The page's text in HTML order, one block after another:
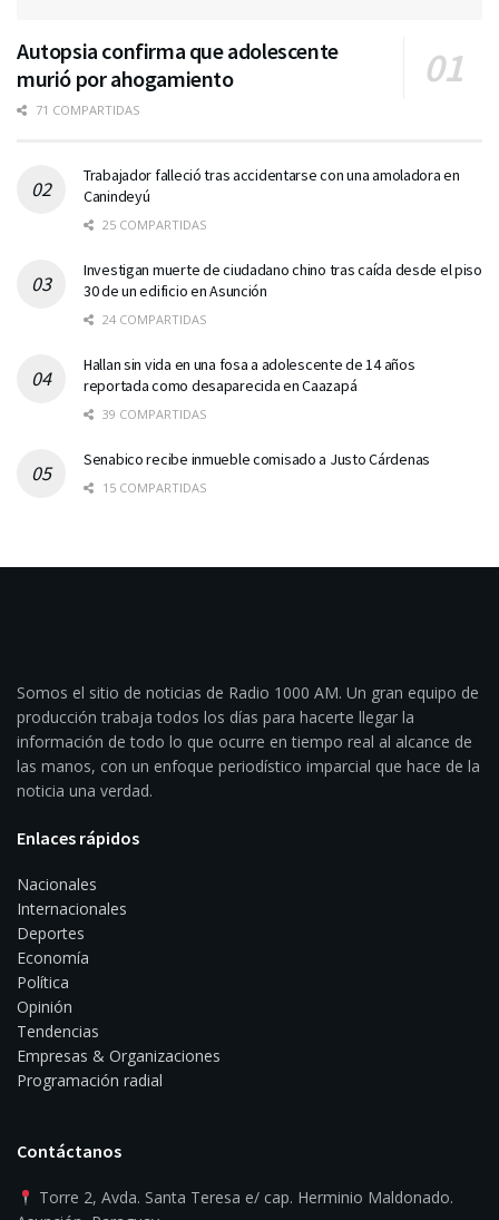
Autopsia confirma que adolescente
murió por ahogamiento
71 COMPARTIDAS
Trabajador falleció tras accidentarse con una amoladora en
Canindeyú
25 COMPARTIDAS
Investigan muerte de ciudadano chino tras caída desde el piso
30 de un edificio en Asunción
24 COMPARTIDAS
Hallan sin vida en una fosa a adolescente de 14 años
reportada como desaparecida en Caazapá
39 COMPARTIDAS
Senabico recibe inmueble comisado a Justo Cárdenas
15 COMPARTIDAS
Somos el sitio de noticias de Radio 1000 AM. Un gran equipo de
producción trabaja todos los días para hacerte llegar la
información de todo lo que ocurre en tiempo real al alcance de
las manos, con un enfoque periodístico imparcial que hace de la
noticia una verdad.
Enlaces rápidos
Nacionales
Internacionales
Deportes
Economía
Política
Opinión
Tendencias
Empresas & Organizaciones
Programación radial
Contáctanos
Torre 2, Avda. Santa Teresa e/ cap. Herminio Maldonado.